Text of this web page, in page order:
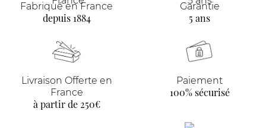
Fabriqué en France
depuis 1884
Garantie
5 ans
Livraison Offerte en
France
à partir de 250€
Paiement
100% sécurisé